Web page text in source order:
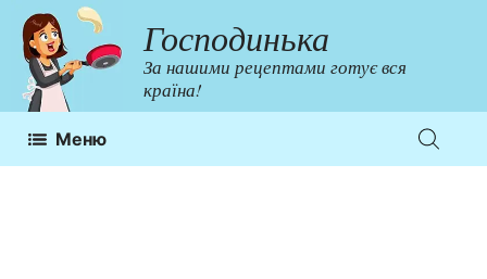
Перейти
до
контенту
Господинька
За нашими рецептами готує вся
країна!
Меню